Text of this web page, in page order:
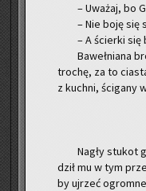
– Uwa­żaj, bo
– Nie boję się
– A ścier­ki się
Ba­weł­nia­na
tro­chę, za to
z kuch­ni, ści­ga­ny
Nagły stu­kot
dził mu w tym
by uj­rzeć